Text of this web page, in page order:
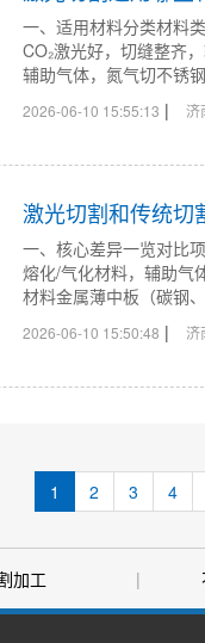
一、适用材料分类材料
CO₂激光好，切缝整齐
辅助气体，氮气切不锈
2026-06-10 15:55:13 | 济
激光切割和传统切
一、核心差异一览对比
熔化/气化材料，辅助气
材料金属薄中板（碳钢
2026-06-10 15:50:48 | 济
1 2 3 4
加工 |